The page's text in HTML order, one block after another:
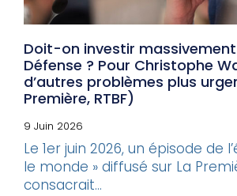
Doit-on investir
Défense ? Pour Christophe
d’autres problèmes plus
Première, RTBF)
9 Juin 2026
Le 1er juin 2026, un épisode de
le monde » diffusé sur La
consacrait...